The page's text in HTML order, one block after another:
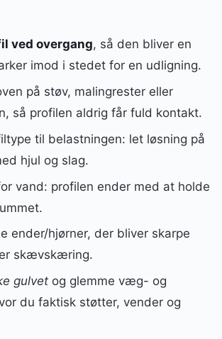
ved overgang, så den bliver en
imod i stedet for en udligning.
på støv, malingrester eller
så profilen aldrig får fuld kontakt.
til belastningen: let løsning på
hjul og slag.
vand: profilen ender med at holde
ender/hjørner, der bliver skarpe
skævskæring.
gulvetog glemme væg- og
du faktisk støtter, vender og